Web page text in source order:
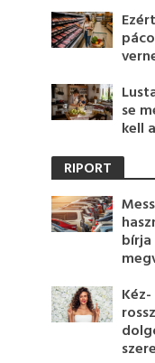
se
kell
RIPORT